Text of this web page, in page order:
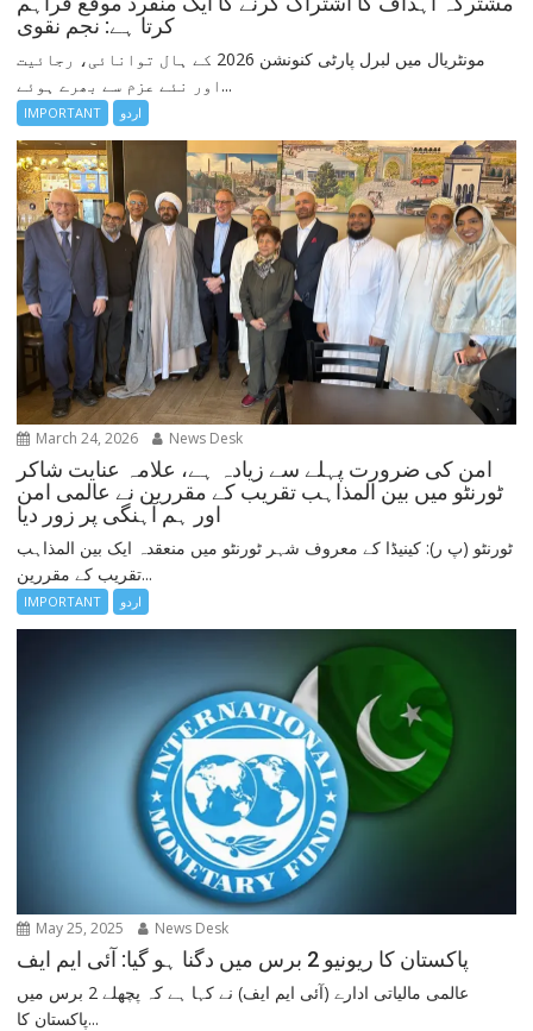
کرتا ہے: نجم نقوی
مونٹریال میں لبرل پارٹی کنونشن 2026 کے ہال توانائی، رجائیت
اور نئے عزم سے بھرے ہوئے...
IMPORTANT اردو
March 24, 2026 News Desk
امن کی ضرورت پہلے سے زیادہ ہے، علامہ عنایت شاکر
ٹورنٹو میں بین المذاہب تقریب کے مقررین نے عالمی امن
اور ہم آہنگی پر زور دیا
ٹورنٹو (پ ر): کینیڈا کے معروف شہر ٹورنٹو میں منعقدہ ایک بین المذاہب
تقریب کے مقررین...
IMPORTANT اردو
May 25, 2025 News Desk
پاکستان کا ریونیو 2 برس میں دگنا ہو گیا: آئی ایم ایف
عالمی مالیاتی ادارے (آئی ایم ایف) نے کہا ہے کہ پچھلے 2 برس میں
پاکستان کا...